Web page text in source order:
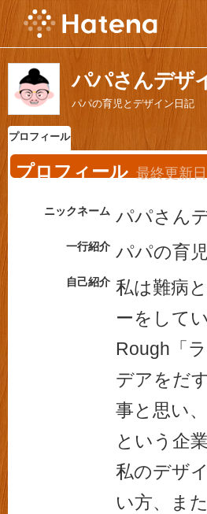
パパさんデザ
パパの育児とデザイン日記
プロフィール
プロフィール 最終更新
ニックネーム パパさん
一行紹介 パパの育
自己紹介 私は難病
ーをして
Rough「
デアをだ
事と思い
という企
私のデザ
い方、ま